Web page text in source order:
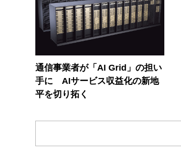
通信事業者が「AI Grid」の担い
手に AIサービス収益化の新地
平を切り拓く